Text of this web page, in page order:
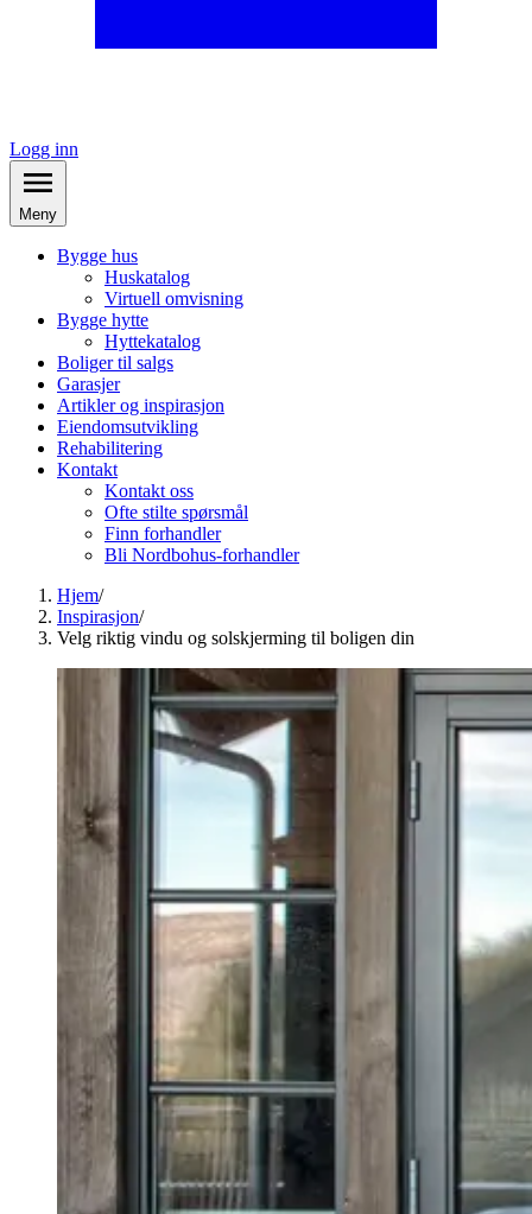
Logg inn
Meny
Bygge hus
Huskatalog
Virtuell omvisning
Bygge hytte
Hyttekatalog
Boliger til salgs
Garasjer
Artikler og inspirasjon
Eiendomsutvikling
Rehabilitering
Kontakt
Kontakt oss
Ofte stilte spørsmål
Finn forhandler
Bli Nordbohus-forhandler
Hjem/
Inspirasjon/
Velg riktig vindu og solskjerming til boligen din